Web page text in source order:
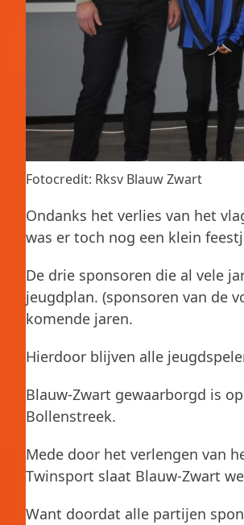
Fotocredit: Rksv Blauw Zwart
Ondanks het verlies van het
was er toch nog een klein
De drie sponsoren die al vele
jeugdplan. (sponsoren van de
komende jaren.
Hierdoor blijven alle
Blauw-Zwart gewaarborgd is
Bollenstreek.
Mede door het verlengen van
Twinsport slaat Blauw-Zwart
Want doordat alle partijen